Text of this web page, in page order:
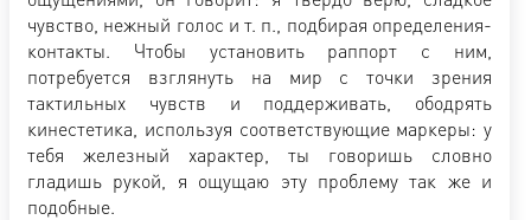
чувство, нежный голос и т. п., подбирая определения-
контакты. Чтобы установить раппорт с ним,
потребуется взглянуть на мир с точки зрения
тактильных чувств и поддерживать, ободрять
кинестетика, используя соответствующие маркеры: у
тебя железный характер, ты говоришь словно
гладишь рукой, я ощущаю эту проблему так же и
подобные.